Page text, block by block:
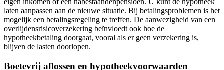
eigen inkomen of een nabestaandenpensioen. U kunt de hypotheek
laten aanpassen aan de nieuwe situatie. Bij betalingsproblemen is het
mogelijk een betalingsregeling te treffen. De aanwezigheid van een
overlijdensrisicoverzekering beïnvloedt ook hoe de
hypotheekbetaling doorgaat, vooral als er geen verzekering is,
blijven de lasten doorlopen.
Boetevrij aflossen en hypotheekvoorwaarden